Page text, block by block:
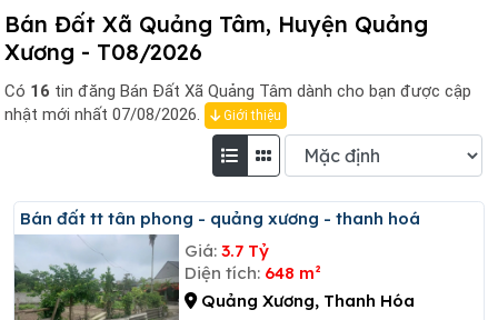
Bán Đất Xã Quảng Tâm, Huyện Quảng
Xương - T08/2026
Có 16 tin đăng Bán Đất Xã Quảng Tâm dành cho bạn được cập
nhật mới nhất 07/08/2026.
Giới thiệu
Bán đất tt tân phong - quảng xương - thanh hoá
Giá: 3.7 Tỷ
Diện tích: 648 m²
Quảng Xương, Thanh Hóa